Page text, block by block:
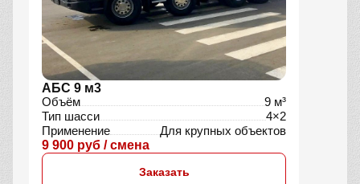
АБС 9 м3
Объём
9 м³
Тип шасси
4×2
Применение
Для крупных объектов
9 900 руб / смена
Заказать